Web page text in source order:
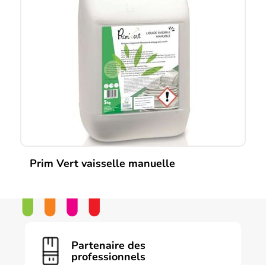
Prim Vert vaisselle manuelle
Partenaire des
professionnels